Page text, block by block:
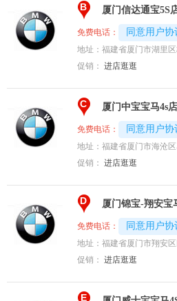
B 厦门信达通宝5S
免费电话： 同意用户
地址： 福建省厦门市湖里
促销： 进店逛逛
C 厦门中宝宝马4s店
免费电话： 同意用户
地址： 福建省厦门市海沧
促销： 进店逛逛
D 厦门锦宝-翔安宝
免费电话： 同意用户
地址： 福建省厦门市翔安
促销： 进店逛逛
E